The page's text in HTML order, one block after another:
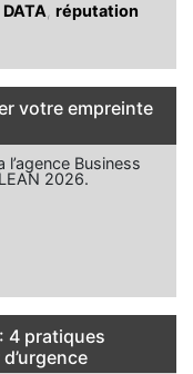
réputation
votre empreinte
l’agence Business
2026.
4 pratiques